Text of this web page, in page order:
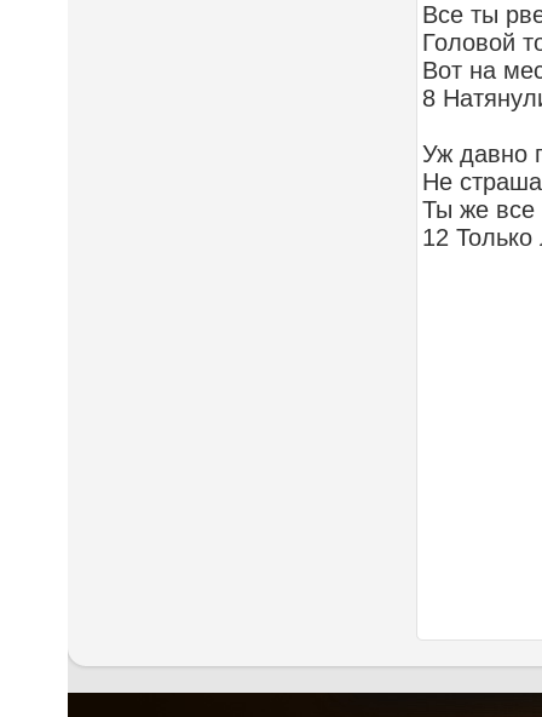
Все ты
Головой
Вот на
8
Уж давно
Не
Ты же все
12